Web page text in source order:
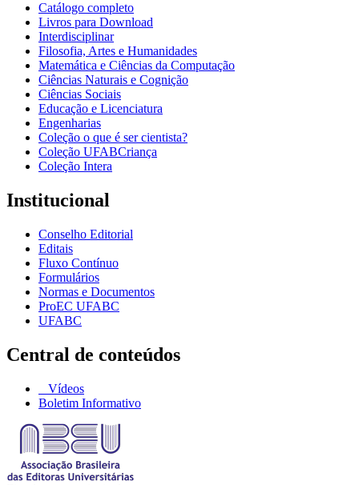
Catálogo completo
Livros para Download
Interdisciplinar
Filosofia, Artes e Humanidades
Matemática e Ciências da Computação
Ciências Naturais e Cognição
Ciências Sociais
Educação e Licenciatura
Engenharias
Coleção o que é ser cientista?
Coleção UFABCriança
Coleção Intera
Institucional
Conselho Editorial
Editais
Fluxo Contínuo
Formulários
Normas e Documentos
ProEC UFABC
UFABC
Central de conteúdos
Vídeos
Boletim Informativo